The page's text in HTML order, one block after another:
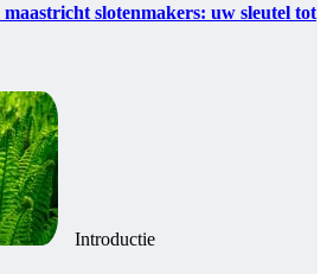
slotenmakers: uw sleutel tot
Introductie